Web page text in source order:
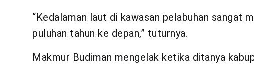
“Kedalaman laut di kawasan pelabuhan sangat
puluhan tahun ke depan,” tuturnya.
Makmur Budiman mengelak ketika ditanya